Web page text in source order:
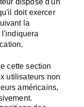
dispose d'un
doit exercer
la
cette section
utilisateurs non
américains,